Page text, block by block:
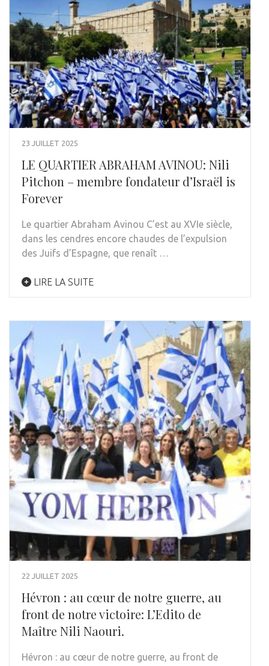
23 JUILLET 2025
LE QUARTIER ABRAHAM AVINOU: Nili
Pitchon – membre fondateur d’Israël is
Forever
Le quartier Abraham Avinou C’est au XVIe siècle,
dans les cendres encore chaudes de l’expulsion
des Juifs d’Espagne, que renaît …
LIRE LA SUITE
22 JUILLET 2025
Hévron : au cœur de notre guerre, au
front de notre victoire: L’Edito de
Maître Nili Naouri.
Hévron : au cœur de notre guerre, au front de